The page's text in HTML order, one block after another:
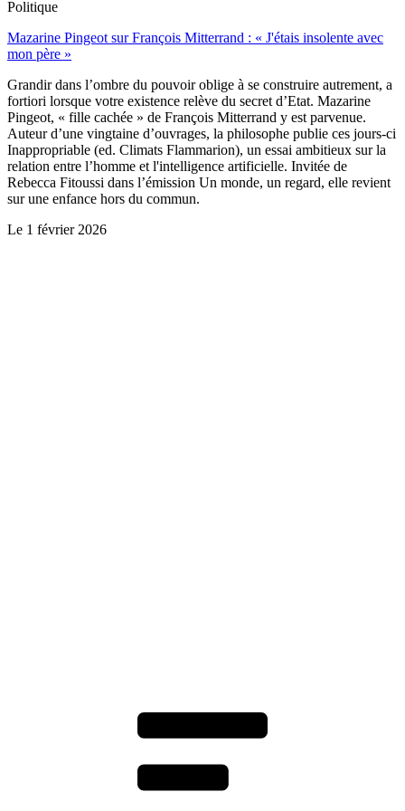
Politique
Mazarine Pingeot sur François Mitterrand : « J'étais insolente avec
mon père »
Grandir dans l’ombre du pouvoir oblige à se construire autrement, a
fortiori lorsque votre existence relève du secret d’Etat. Mazarine
Pingeot, « fille cachée » de François Mitterrand y est parvenue.
Auteur d’une vingtaine d’ouvrages, la philosophe publie ces jours-ci
Inappropriable (ed. Climats Flammarion), un essai ambitieux sur la
relation entre l’homme et l'intelligence artificielle. Invitée de
Rebecca Fitoussi dans l’émission Un monde, un regard, elle revient
sur une enfance hors du commun.
Le 1 février 2026